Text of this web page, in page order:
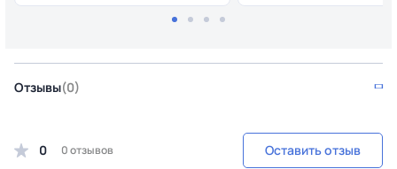
Отзывы(0)
0 0 отзывов Оставить отзыв